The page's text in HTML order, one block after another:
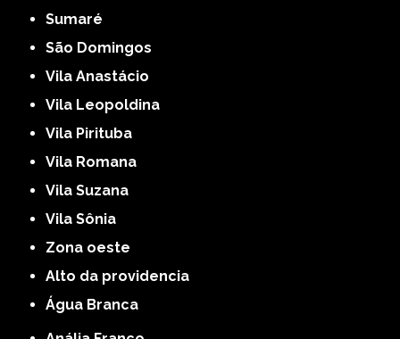
Sumaré
São Domingos
Vila Anastácio
Vila Leopoldina
Vila Pirituba
Vila Romana
Vila Suzana
Vila Sônia
Zona oeste
alto da providencia
Água Branca